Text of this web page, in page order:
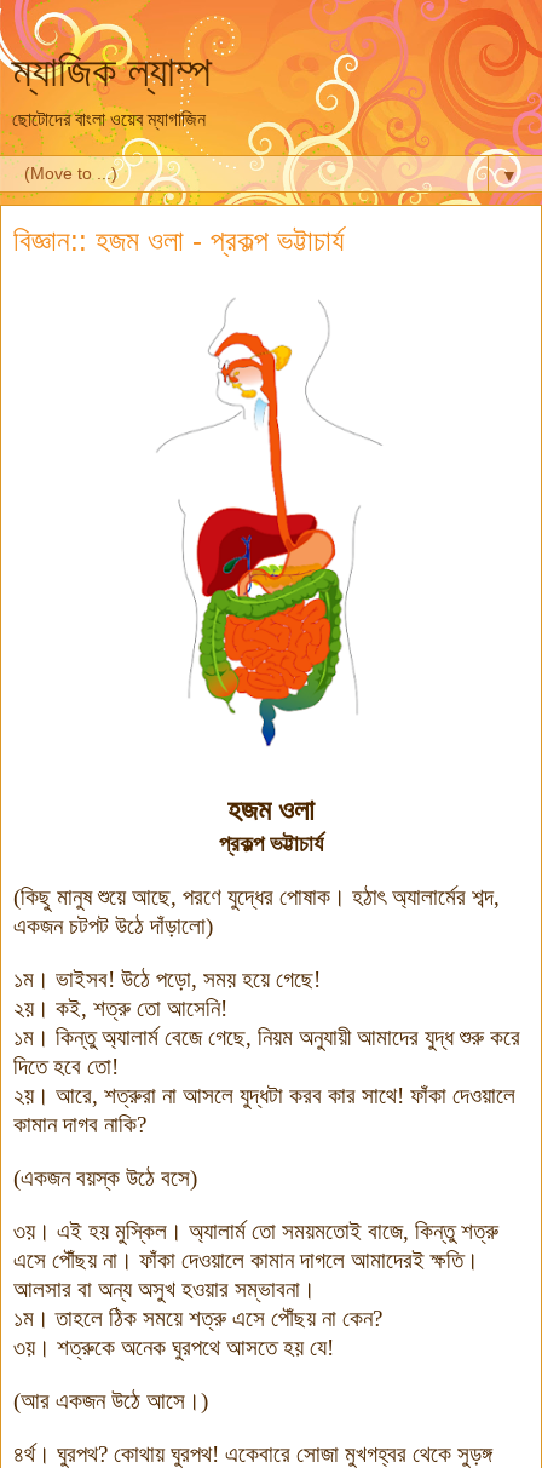
ম্যাজিক ল্যাম্প
ছোটোদের বাংলা ওয়েব ম্যাগাজিন
▼
বিজ্ঞান:: হজম ওলা - প্রকল্প ভট্টাচার্য
হজম ওলা
প্রকল্প ভট্টাচার্য
(কিছু মানুষ শুয়ে আছে, পরণে যুদ্ধের পোষাক । হঠাৎ অ্যালার্মের শব্দ,
একজন চটপট উঠে দাঁড়ালো)
১ম । ভাইসব! উঠে পড়ো, সময় হয়ে গেছে!
২য়। কই, শত্রু তো আসেনি!
১ম । কিন্তু অ্যালার্ম বেজে গেছে, নিয়ম অনুযায়ী আমাদের যুদ্ধ শুরু করে
দিতে হবে তো!
২য়। আরে, শত্রুরা না আসলে যুদ্ধটা করব কার সাথে! ফাঁকা দেওয়ালে
কামান দাগব নাকি?
(একজন বয়স্ক উঠে বসে)
৩য়। এই হয় মুস্কিল । অ্যালার্ম তো সময়মতোই বাজে, কিন্তু শত্রু
এসে পৌঁছয় না । ফাঁকা দেওয়ালে কামান দাগলে আমাদেরই ক্ষতি।
আলসার বা অন্য অসুখ হওয়ার সম্ভাবনা ।
১ম । তাহলে ঠিক সময়ে শত্রু এসে পৌঁছয় না কেন?
৩য়। শত্রুকে অনেক ঘুরপথে আসতে হয় যে!
(আর একজন উঠে আসে ।)
৪র্থ। ঘুরপথ? কোথায় ঘুরপথ! একেবারে সোজা মুখগহ্বর থেকে সুড়ঙ্গ